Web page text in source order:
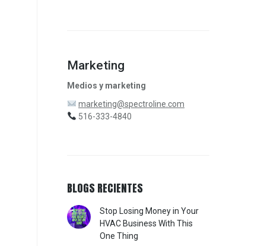
Marketing
Medios y marketing
marketing@spectroline.com
516-333-4840
BLOGS RECIENTES
Stop Losing Money in Your
HVAC Business With This
One Thing